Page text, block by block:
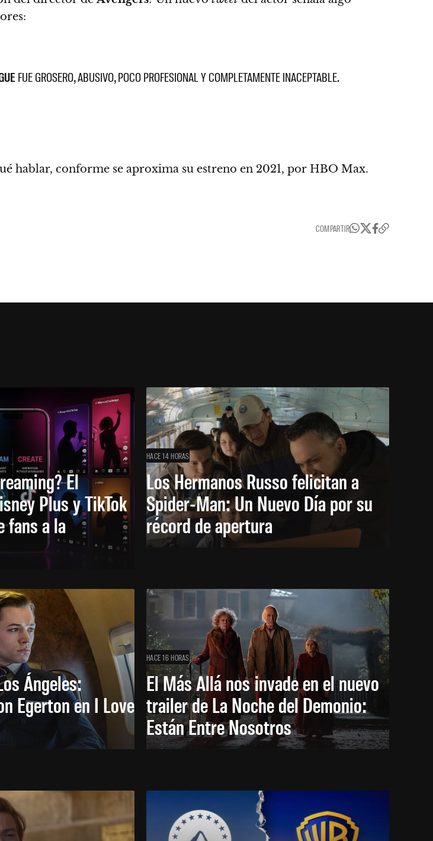
FUE GROSERO, ABUSIVO, POCO PROFESIONAL Y COMPLETAMENTE INACEPTABLE.
hablar, conforme se aproxima su estreno en 2021, por HBO Max.
COMPARTIR
El
Plus y TikTok
fans a la
HACE 14 HORAS
Los Hermanos Russo felicitan a
Spider-Man: Un Nuevo Día por su
récord de apertura
Ángeles:
Egerton en I Love
HACE 16 HORAS
El Más Allá nos invade en el nuevo
trailer de La Noche del Demonio:
Están Entre Nosotros